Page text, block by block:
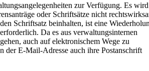
zur Verfügung. Es wird
oder Schriftsätze nicht
Schriftsatz beinhalten, ist eine
Da es aus verwaltungsinternen
auch auf elektronischem Wege zu
der E-Mail-Adresse auch ihre Postanschrift